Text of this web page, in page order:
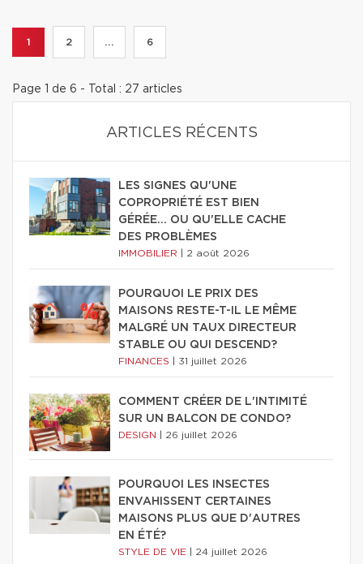
1 2 ... 6
Page 1 de 6 - Total : 27 articles
ARTICLES RÉCENTS
LES SIGNES QU'UNE
COPROPRIÉTÉ EST BIEN
GÉRÉE… OU QU'ELLE CACHE
DES PROBLÈMES
IMMOBILIER 2 août 2026
POURQUOI LE PRIX DES
MAISONS RESTE-T-IL LE MÊME
MALGRÉ UN TAUX DIRECTEUR
STABLE OU QUI DESCEND?
FINANCES 31 juillet 2026
COMMENT CRÉER DE L'INTIMITÉ
SUR UN BALCON DE CONDO?
DESIGN 26 juillet 2026
POURQUOI LES INSECTES
ENVAHISSENT CERTAINES
MAISONS PLUS QUE D'AUTRES
EN ÉTÉ?
STYLE DE VIE 24 juillet 2026